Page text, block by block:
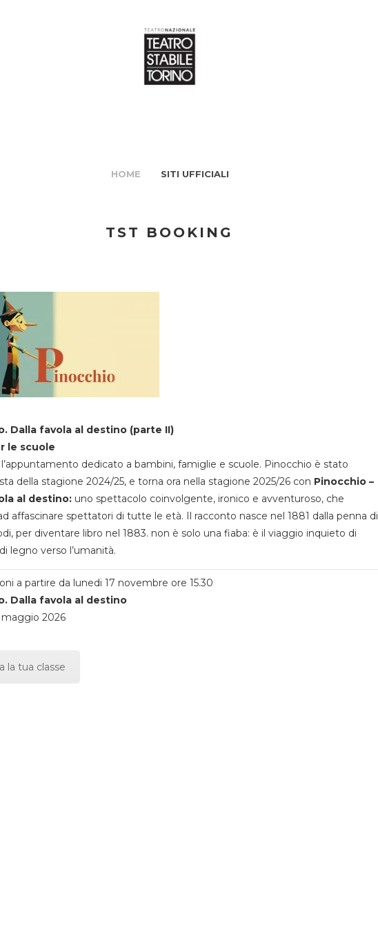
HOME SITI UFFICIALI
TST BOOKING
Dalla favola al destino (parte II)
le scuole
l’appuntamento dedicato a bambini, famiglie e scuole. Pinocchio è stato
della stagione 2024/25, e torna ora nella stagione 2025/26 con Pinocchio –
al destino:uno spettacolo coinvolgente, ironico e avventuroso, che
affascinare spettatori di tutte le età. Il racconto nasce nel 1881 dalla penna di
per diventare libro nel 1883. non è solo una fiaba: è il viaggio inquieto di
legno verso l’umanità.
a partire da lunedi 17 novembre ore 15.30
Dalla favola al destino
maggio 2026
la tua classe